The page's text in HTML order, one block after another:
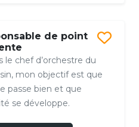
de point
le chef d’orchestre du
mon objectif est que
passe bien et que
se développe.